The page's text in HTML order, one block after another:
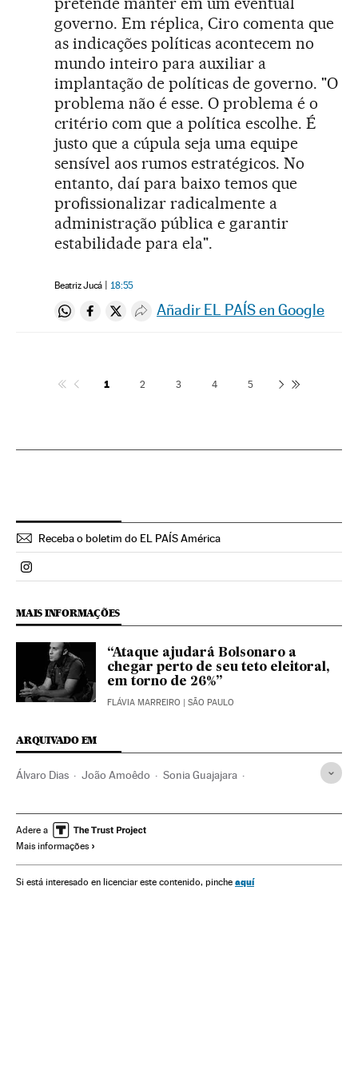
governo. Em réplica, Ciro comenta que
as indicações políticas acontecem no
mundo inteiro para auxiliar a
implantação de políticas de governo. "O
problema não é esse. O problema é o
critério com que a política escolhe. É
justo que a cúpula seja uma equipe
sensível aos rumos estratégicos. No
entanto, daí para baixo temos que
profissionalizar radicalmente a
administração pública e garantir
estabilidade para ela".
Beatriz Jucá 18:55
Compartir en Whatsapp
Compartir en Facebook
Compartir en Twitter
Desplegar Redes Sociales
Añadir EL PAÍS en Google
1 2 3 4 5
Receba o boletim do EL PAÍS América
Politica El País Brasil en Instagram
MAIS INFORMAÇÕES
“Ataque ajudará Bolsonaro a
chegar perto de seu teto eleitoral,
em torno de 26%”
FLÁVIA MARREIRO | SÃO PAULO
ARQUIVADO EM
Álvaro Dias João Amoêdo Sonia Guajajara
Cabo Daciolo Ciro Gomes
Liderança comunitária
Jair Bolsonaro Debates Eleitorais Atos eleitorais
Adere a
Mais informações
Si está interesado en licenciar este contenido, pinche aquí